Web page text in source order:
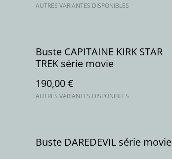
AUTRES VARIANTES DISPONIBLES
Buste CAPITAINE KIRK STAR
TREK série movie
190,00 €
AUTRES VARIANTES DISPONIBLES
Buste DAREDEVIL série movie